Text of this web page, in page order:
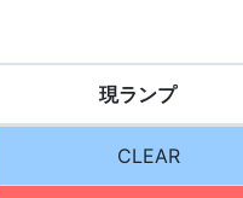
現ランプ
CLEAR